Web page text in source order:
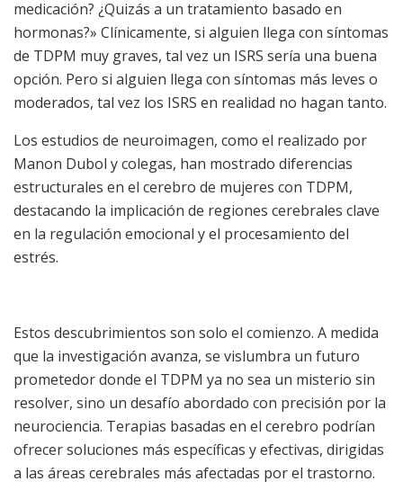
medicación? ¿Quizás a un tratamiento basado en
hormonas?» Clínicamente, si alguien llega con síntomas
de TDPM muy graves, tal vez un ISRS sería una buena
opción. Pero si alguien llega con síntomas más leves o
moderados, tal vez los ISRS en realidad no hagan tanto.
Los estudios de neuroimagen, como el realizado por
Manon Dubol y colegas, han mostrado diferencias
estructurales en el cerebro de mujeres con TDPM,
destacando la implicación de regiones cerebrales clave
en la regulación emocional y el procesamiento del
estrés.
Estos descubrimientos son solo el comienzo. A medida
que la investigación avanza, se vislumbra un futuro
prometedor donde el TDPM ya no sea un misterio sin
resolver, sino un desafío abordado con precisión por la
neurociencia. Terapias basadas en el cerebro podrían
ofrecer soluciones más específicas y efectivas, dirigidas
a las áreas cerebrales más afectadas por el trastorno.